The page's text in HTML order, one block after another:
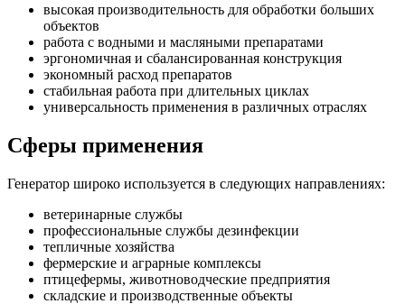
высокая производительность для обработки больших
объектов
работа с водными и масляными препаратами
эргономичная и сбалансированная конструкция
экономный расход препаратов
стабильная работа при длительных циклах
универсальность применения в различных отраслях
Сферы применения
Генератор широко используется в следующих направлениях:
ветеринарные службы
профессиональные службы дезинфекции
тепличные хозяйства
фермерские и аграрные комплексы
птицефермы, животноводческие предприятия
складские и производственные объекты